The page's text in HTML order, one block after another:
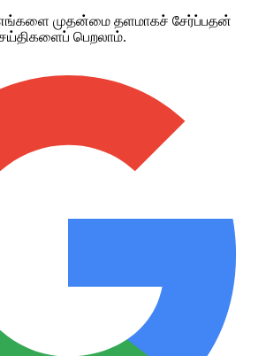
எங்களை முதன்மை தளமாகச் சேர்ப்பதன்
பெறலாம்.